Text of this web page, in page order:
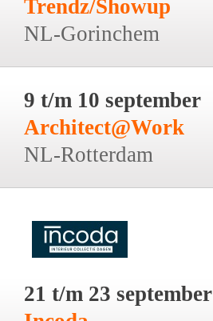
Trendz/Showup
NL-Gorinchem
9 t/m 10 september
Architect@Work
NL-Rotterdam
21 t/m 23 september